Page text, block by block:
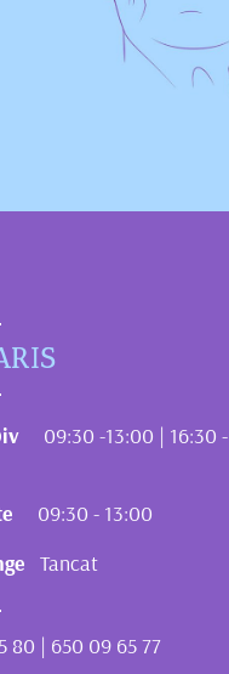
09:30 -13:00 | 16:30 -
09:30 - 13:00
Tancat
80 | 650 09 65 77